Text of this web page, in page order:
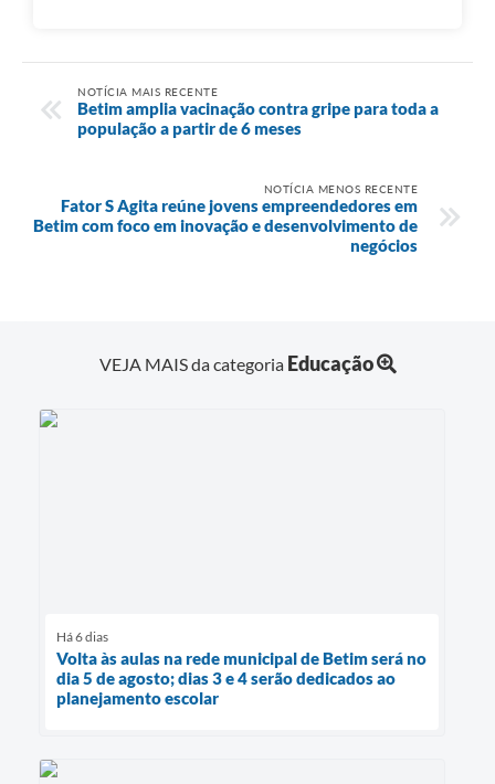
NOTÍCIA MAIS RECENTE
Betim amplia vacinação contra gripe para toda a
população a partir de 6 meses
NOTÍCIA MENOS RECENTE
Fator S Agita reúne jovens empreendedores em
Betim com foco em inovação e desenvolvimento de
negócios
VEJA MAIS da categoria Educação
Há 6 dias
Volta às aulas na rede municipal de Betim será no
dia 5 de agosto; dias 3 e 4 serão dedicados ao
planejamento escolar